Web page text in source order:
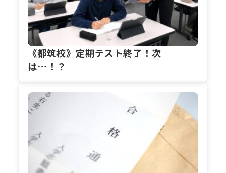
《都筑校》定期テスト終了！次
は…！？